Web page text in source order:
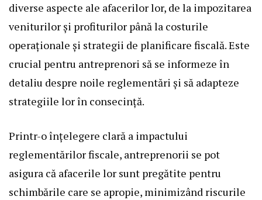
diverse aspecte ale afacerilor lor, de la impozitarea
veniturilor și profiturilor până la costurile
operaționale și strategii de planificare fiscală. Este
crucial pentru antreprenori să se informeze în
detaliu despre noile reglementări și să adapteze
strategiile lor în consecință.
Printr-o înțelegere clară a impactului
reglementărilor fiscale, antreprenorii se pot
asigura că afacerile lor sunt pregătite pentru
schimbările care se apropie, minimizând riscurile